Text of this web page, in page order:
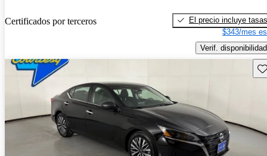
Certificados por terceros
El precio incluye tasas
$343/mes
Verif. disponibilidad